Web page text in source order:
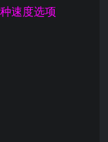
速度选项